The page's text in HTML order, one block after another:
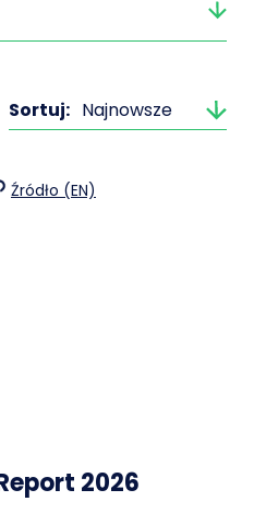
Sortuj: Najnowsze
Źródło (EN)
2026